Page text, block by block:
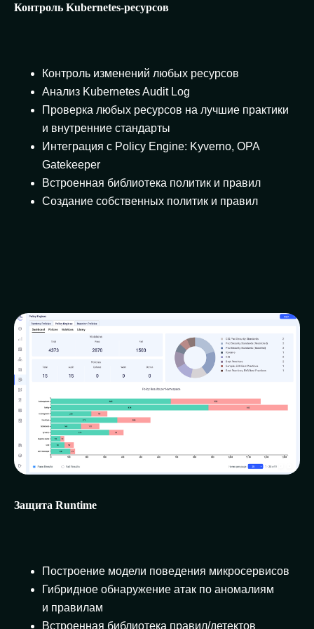
Контроль Kubernetes-ресурсов
Контроль изменений любых ресурсов
Анализ Kubernetes Audit Log
Проверка любых ресурсов на лучшие практики
и внутренние стандарты
Интеграция с Policy Engine: Kyverno, OPA
Gatekeeper
Встроенная библиотека политик и правил
Создание собственных политик и правил
Защита Runtime
Построение модели поведения микросервисов
Гибридное обнаружение атак по аномалиям
и правилам
Встроенная библиотека правил/детектов